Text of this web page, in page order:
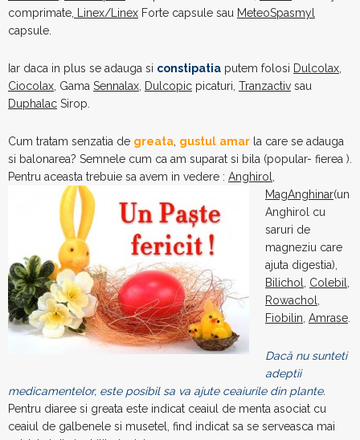
comprimate,
Linex/Linex Forte capsule sau MeteoSpasmyl
capsule.
Iar daca in plus se adauga si constipatia putem folosi Dulcolax
Ciocolax , Gama Sennalax Dulcopic picaturi, Tranzactiv sau
Duphalac Sirop.
Cum tratam senzatia de greata gustul amar la care se adauga
si balonarea? Semnele cum ca am suparat si bila (popular- fierea ).
Pentru aceasta trebuie sa avem in vedere : Anghirol
MagAnghinar(un
Anghirol cu
saruri de
magneziu care
ajuta digestia),
Bilichol
Colebil
Rowachol
Fiobilin Amrase
Dacă nu sunteti
adeptii
medicamentelor, este posibil sa va ajute ceaiurile din plante.
Pentru diaree si greata este indicat ceaiul de menta asociat cu
ceaiul de galbenele si musetel, find indicat sa se serveasca mai